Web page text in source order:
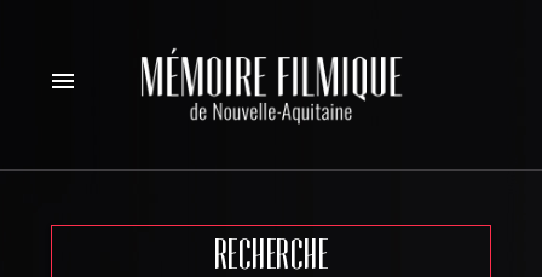
menu
RECHERCHE